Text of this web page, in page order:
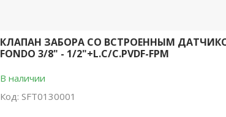
КЛАПАН ЗАБОРА СО ВСТРОЕННЫМ
FONDO 3/8" - 1/2"+L.C/C.PVDF-FPM
В наличии
Код: SFT0130001